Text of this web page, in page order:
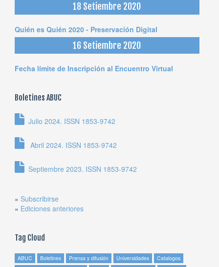
18 Setiembre 2020
Quién es Quién 2020 - Preservación Digital
16 Setiembre 2020
Fecha límite de Inscripción al Encuentro Virtual
Boletines ABUC
Julio 2024. ISSN 1853-9742
Abril 2024. ISSN 1853-9742
Septiembre 2023. ISSN 1853-9742
» Subscribirse
» Ediciones anteriores
Tag Cloud
ABUC Boletines Prensa y difusión Universidades
Catalogos